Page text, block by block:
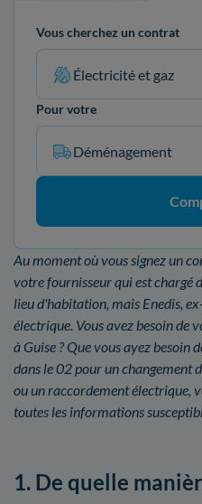
Vous cherchez un contrat
Électricité et gaz
Pour votre
Déménagement
Au moment où vous signez un
votre fournisseur qui est chargé
lieu d'habitation, mais Enedis,
électrique. Vous avez besoin de
à Guise ? Que vous ayez besoin
dans le 02 pour un changement
ou un raccordement électrique,
toutes les informations
1. De quelle